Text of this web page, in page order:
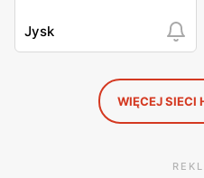
Jysk
WIĘCEJ SIECI